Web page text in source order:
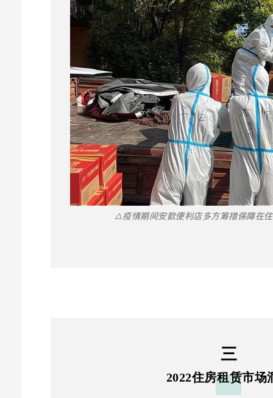
△疫情期间安歆便利店多方筹措保障在
三
2022住房租赁市场